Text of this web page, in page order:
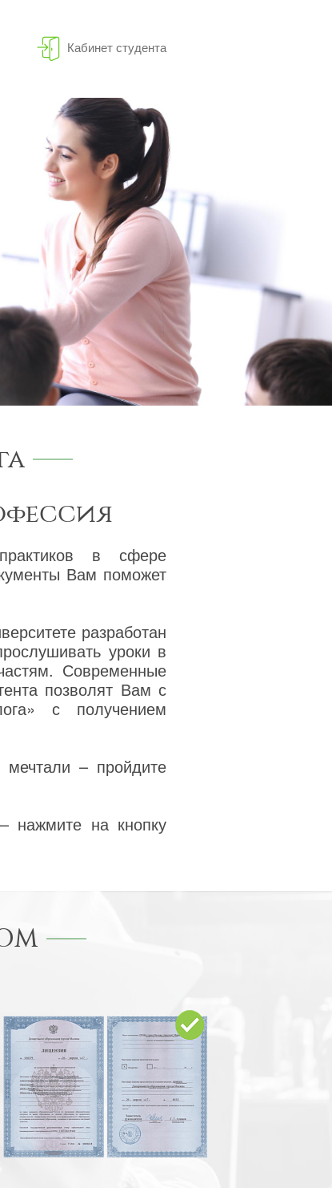
Кабинет студента
практиков в сфере
Вам поможет
разработан
уроки в
Современные
позволят Вам с
с получением
мечтали – пройдите
нажмите на кнопку